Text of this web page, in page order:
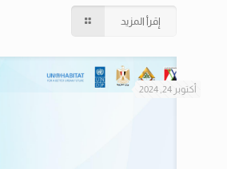
إقرأ المزيد
أكتوبر 24, 2024